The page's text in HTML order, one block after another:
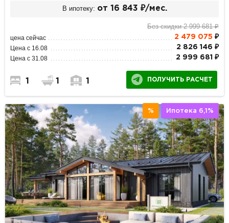
В ипотеку: от 16 843 ₽/мес.
Без скидки 2 999 681 ₽
цена сейчас 2 479 075 ₽
Цена с 16.08 2 826 146 ₽
Цена с 31.08 2 999 681 ₽
1 1 1 ПОЛУЧИТЬ РАСЧЕТ
% Ипотека 6,1%